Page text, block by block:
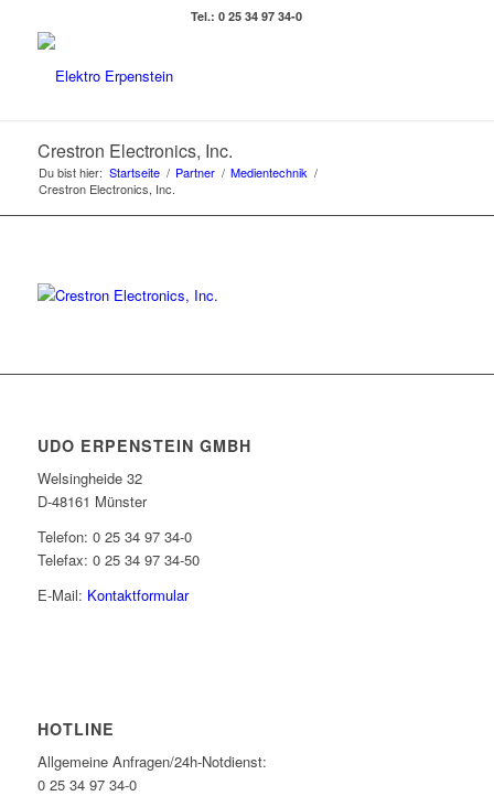
Tel.: 0 25 34 97 34-0
Crestron Electronics, Inc.
Du bist hier: Startseite / Partner / Medientechnik /
Crestron Electronics, Inc.
UDO ERPENSTEIN GMBH
Welsingheide 32
D-48161 Münster
Telefon: 0 25 34 97 34-0
Telefax: 0 25 34 97 34-50
E-Mail: Kontaktformular
HOTLINE
Allgemeine Anfragen/24h-Notdienst:
0 25 34 97 34-0